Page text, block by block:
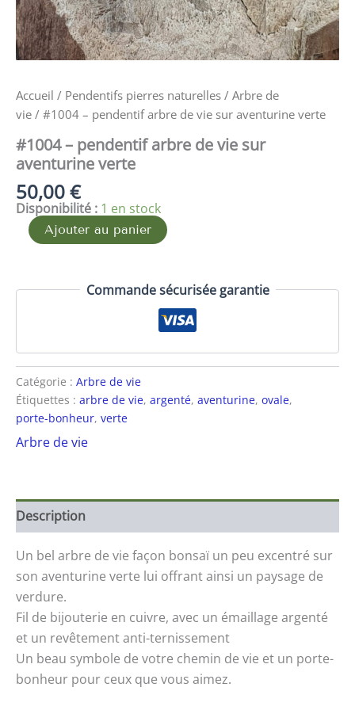
Accueil / Pendentifs pierres naturelles / Arbre de
vie / #1004 – pendentif arbre de vie sur aventurine verte
#1004 – pendentif arbre de vie sur
aventurine verte
50,00€
Disponibilité : 1 en stock
Ajouter au panier
Commande sécurisée garantie
Catégorie : Arbre de vie
Étiquettes : arbre de vie, argenté, aventurine, ovale,
porte-bonheur, verte
Arbre de vie
Description
Un bel arbre de vie façon bonsaï un peu excentré sur
son aventurine verte lui offrant ainsi un paysage de
verdure.
Fil de bijouterie en cuivre, avec un émaillage argenté
et un revêtement anti-ternissement
Un beau symbole de votre chemin de vie et un porte-
bonheur pour ceux que vous aimez.